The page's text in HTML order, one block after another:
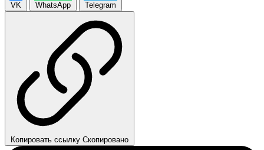
VK WhatsApp Telegram
Копировать ссылку Скопировано